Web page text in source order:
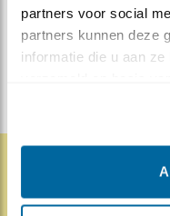
partners voor social
partners kunnen deze
informatie die u aan
Lente blogs
DEEL DIT BERICHT